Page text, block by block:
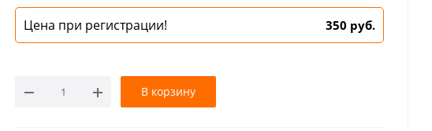
Цена при регистрации! 350 руб.
В корзину